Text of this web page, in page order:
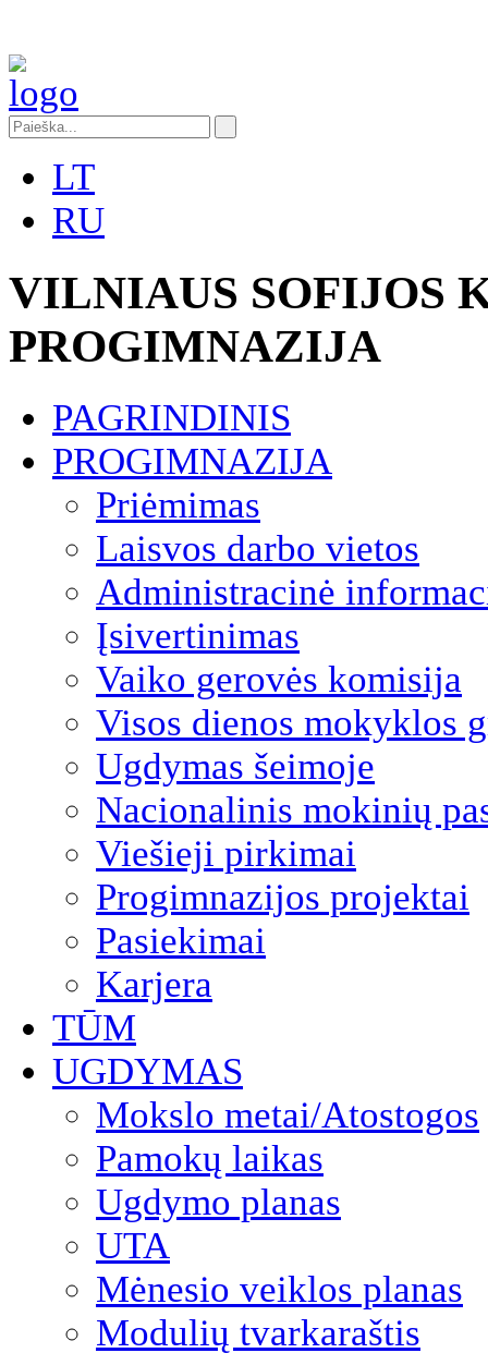
LT
RU
VILNIAUS SOFIJOS
PROGIMNAZIJA
PAGRINDINIS
PROGIMNAZIJA
Priėmimas
Laisvos darbo vietos
Administracinė
Įsivertinimas
Vaiko gerovės komisija
Visos dienos mokyklos
Ugdymas šeimoje
Nacionalinis mokinių
Viešieji pirkimai
Progimnazijos projektai
Pasiekimai
Karjera
TŪM
UGDYMAS
Mokslo metai/Atostogos
Pamokų laikas
Ugdymo planas
UTA
Mėnesio veiklos planas
Modulių tvarkaraštis